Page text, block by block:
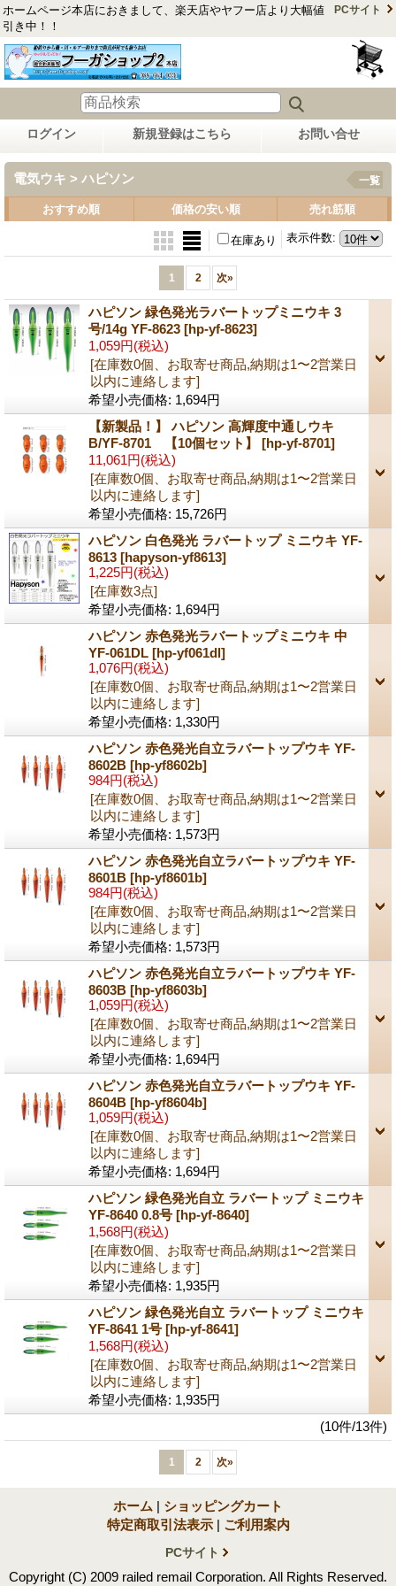
ホームページ本店におきまして、楽天店やヤフー店より大幅値
引き中！！
PCサイト
ログイン 新規登録はこちら お問い合せ
電気ウキ > ハピソン 一覧
おすすめ順 価格の安い順 売れ筋順
表示件数:
在庫あり
1 2 次»
ハピソン 緑色発光ラバートップミニウキ 3
号/14g YF-8623 [hp-yf-8623]
1,059円(税込)
[在庫数0個、お取寄せ商品,納期は1〜2営業日
以内に連絡します]
希望小売価格: 1,694円
【新製品！】 ハピソン 高輝度中通しウキ
B/YF-8701 【10個セット】 [hp-yf-8701]
11,061円(税込)
[在庫数0個、お取寄せ商品,納期は1〜2営業日
以内に連絡します]
希望小売価格: 15,726円
ハピソン 白色発光 ラバートップ ミニウキ YF-
8613 [hapyson-yf8613]
1,225円(税込)
[在庫数3点]
希望小売価格: 1,694円
ハピソン 赤色発光ラバートップミニウキ 中
YF-061DL [hp-yf061dl]
1,076円(税込)
[在庫数0個、お取寄せ商品,納期は1〜2営業日
以内に連絡します]
希望小売価格: 1,330円
ハピソン 赤色発光自立ラバートップウキ YF-
8602B [hp-yf8602b]
984円(税込)
[在庫数0個、お取寄せ商品,納期は1〜2営業日
以内に連絡します]
希望小売価格: 1,573円
ハピソン 赤色発光自立ラバートップウキ YF-
8601B [hp-yf8601b]
984円(税込)
[在庫数0個、お取寄せ商品,納期は1〜2営業日
以内に連絡します]
希望小売価格: 1,573円
ハピソン 赤色発光自立ラバートップウキ YF-
8603B [hp-yf8603b]
1,059円(税込)
[在庫数0個、お取寄せ商品,納期は1〜2営業日
以内に連絡します]
希望小売価格: 1,694円
ハピソン 赤色発光自立ラバートップウキ YF-
8604B [hp-yf8604b]
1,059円(税込)
[在庫数0個、お取寄せ商品,納期は1〜2営業日
以内に連絡します]
希望小売価格: 1,694円
ハピソン 緑色発光自立 ラバートップ ミニウキ
YF-8640 0.8号 [hp-yf-8640]
1,568円(税込)
[在庫数0個、お取寄せ商品,納期は1〜2営業日
以内に連絡します]
希望小売価格: 1,935円
ハピソン 緑色発光自立 ラバートップ ミニウキ
YF-8641 1号 [hp-yf-8641]
1,568円(税込)
[在庫数0個、お取寄せ商品,納期は1〜2営業日
以内に連絡します]
希望小売価格: 1,935円
(10件/13件)
1 2 次»
ホーム | ショッピングカート
特定商取引法表示 | ご利用案内
PCサイト
Copyright (C) 2009 railed remail Corporation. All Rights Reserved.